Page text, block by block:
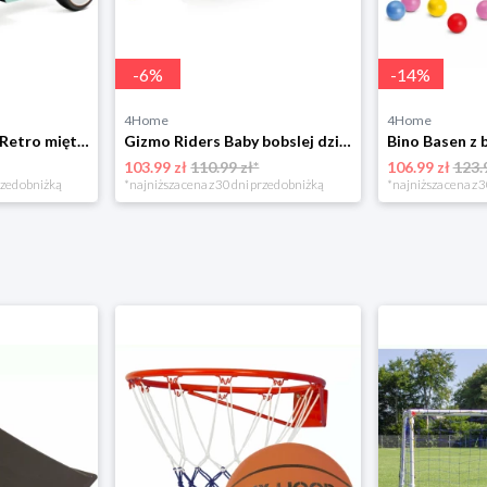
Leżaczek Baby Mix Retro miętowy, 27 x 25 x 58 cm 4-Home
obniżką
-6%
4Home
Gizmo Riders Baby bobslej dziecięcy, mystic zielony 4-Home
103.99 zł110.99 zł*
*najniższa cena z 30 dni przed obniżką
-14%
4Home
106.99 zł
*najniższa cena z